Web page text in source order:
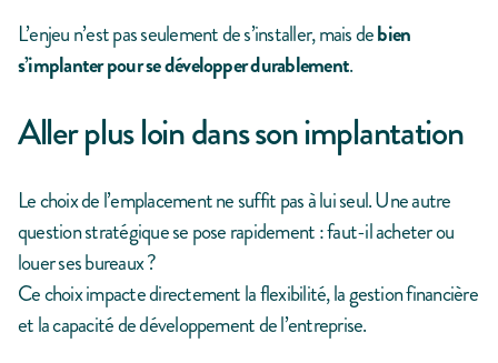
L’enjeu n’est pas seulement de s’installer, mais debien
s’implanter pour se développer durablement.
Aller plus loin dans son implantation
Le choix de l’emplacement ne suffit pas à lui seul. Une autre
question stratégique se pose rapidement : faut-il acheter ou
louer ses bureaux ?
Ce choix impacte directement la flexibilité, la gestion financière
et la capacité de développement de l’entreprise.